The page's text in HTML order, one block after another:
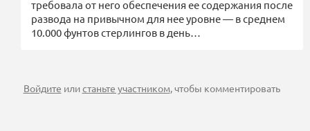
требовала от него обеспечения ее содержания после
развода на привычном для нее уровне — в среднем
10.000 фунтов стерлингов в день…
Войдите илистаньте участником, чтобы комментировать